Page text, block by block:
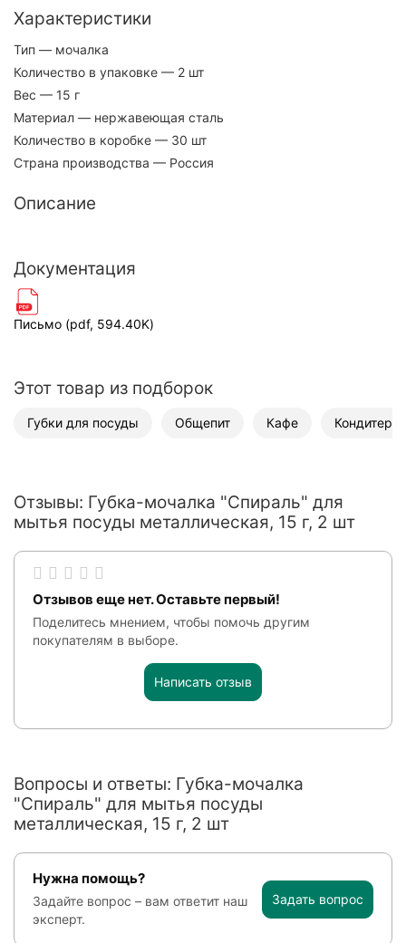
Характеристики
Тип — мочалка
Количество в упаковке — 2 шт
Вес — 15 г
Материал — нержавеющая сталь
Количество в коробке — 30 шт
Страна производства — Россия
Описание
Документация
Письмо (pdf, 594.40K)
Этот товар из подборок
Губки для посуды Общепит Кафе
Отзывы: Губка-мочалка "Спираль" для
мытья посуды металлическая, 15 г, 2 шт
Отзывов еще нет. Оставьте первый!
Поделитесь мнением, чтобы помочь другим
покупателям в выборе.
Написать отзыв
Вопросы и ответы: Губка-мочалка
"Спираль" для мытья посуды
металлическая, 15 г, 2 шт
Нужна помощь?
Задайте вопрос – вам ответит наш
эксперт.
Задать вопрос